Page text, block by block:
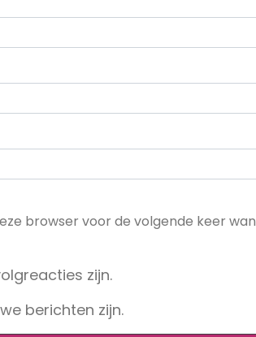
browser voor de volgende keer
zijn.
berichten zijn.